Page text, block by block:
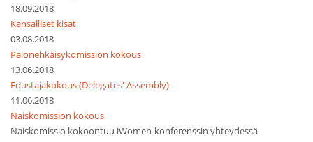
18.09.2018
Kansalliset kisat
03.08.2018
Palonehkäisykomission kokous
13.06.2018
Edustajakokous (Delegates' Assembly)
11.06.2018
Naiskomission kokous
Naiskomissio kokoontuu iWomen-konferenssin yhteydessä